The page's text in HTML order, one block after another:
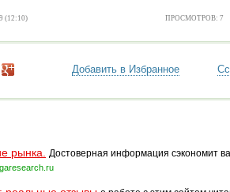
(12:10) ПРОСМОТРОВ: 7
Добавить в Избранное
рынка.
Достоверная информация сэкономит